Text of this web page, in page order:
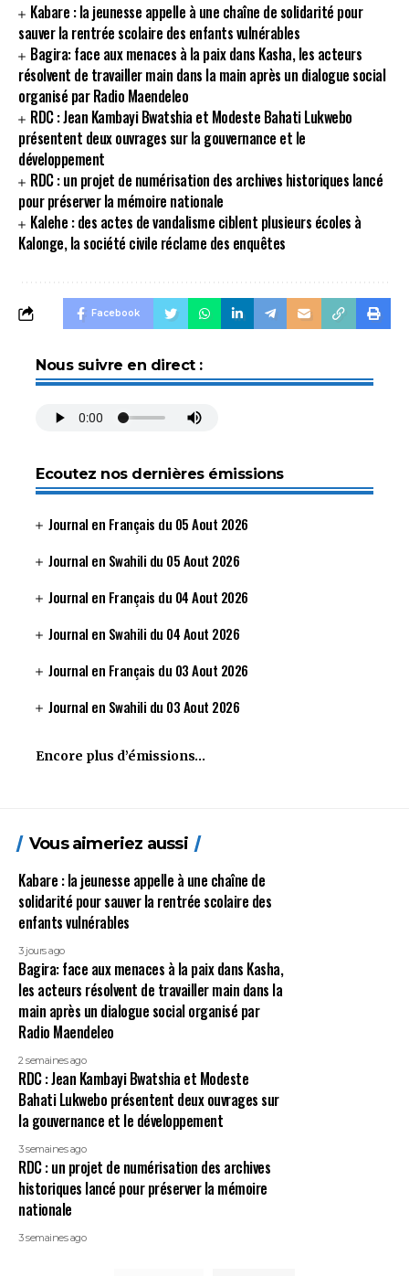
Kabare : la jeunesse appelle à une chaîne de solidarité pour
sauver la rentrée scolaire des enfants vulnérables
Bagira: face aux menaces à la paix dans Kasha, les acteurs
résolvent de travailler main dans la main après un dialogue social
organisé par Radio Maendeleo
RDC : Jean Kambayi Bwatshia et Modeste Bahati Lukwebo
présentent deux ouvrages sur la gouvernance et le
développement
RDC : un projet de numérisation des archives historiques lancé
pour préserver la mémoire nationale
Kalehe : des actes de vandalisme ciblent plusieurs écoles à
Kalonge, la société civile réclame des enquêtes
Facebook
Nous suivre en direct :
Ecoutez nos dernières émissions
Journal en Français du 05 Aout 2026
Journal en Swahili du 05 Aout 2026
Journal en Français du 04 Aout 2026
Journal en Swahili du 04 Aout 2026
Journal en Français du 03 Aout 2026
Journal en Swahili du 03 Aout 2026
Encore plus d’émissions…
Vous aimeriez aussi
Kabare : la jeunesse appelle à une chaîne de
solidarité pour sauver la rentrée scolaire des
enfants vulnérables
3 jours ago
Bagira: face aux menaces à la paix dans Kasha,
les acteurs résolvent de travailler main dans la
main après un dialogue social organisé par
Radio Maendeleo
2 semaines ago
RDC : Jean Kambayi Bwatshia et Modeste
Bahati Lukwebo présentent deux ouvrages sur
la gouvernance et le développement
3 semaines ago
RDC : un projet de numérisation des archives
historiques lancé pour préserver la mémoire
nationale
3 semaines ago